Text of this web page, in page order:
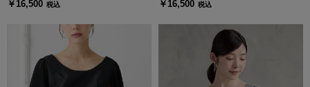
￥16,500 税込 ￥16,500 税込